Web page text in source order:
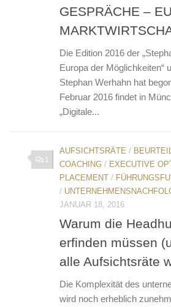
GESPRÄCHE –
Die Edition 2016 der
Europa der Möglichkeiten“
Stephan Werhahn hat
Februar 2016 findet in
„Digitale...
1
AUFSICHTSRÄTE /
COACHING / EXECUTIVE
PLACEMENT /
/
JANUAR 18, 2016
Warum die
erfinden müssen
alle Aufsichtsräte
Die Komplexität des
wird noch erheblich